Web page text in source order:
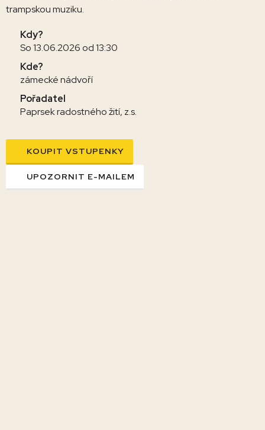
trampskou muziku.
Kdy?
So 13.06.2026 od 13:30
Kde?
zámecké nádvoří
Pořadatel
Paprsek radostného žití, z.s.
KOUPIT VSTUPENKY
UPOZORNIT E-MAILEM